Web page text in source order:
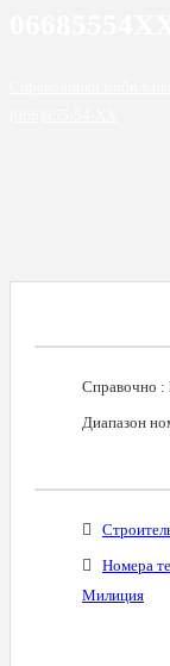
Справочно :
Диапазон
Номера
Милиция